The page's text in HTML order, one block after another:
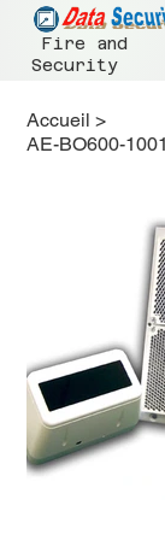
Fire and
Security
Accueil >